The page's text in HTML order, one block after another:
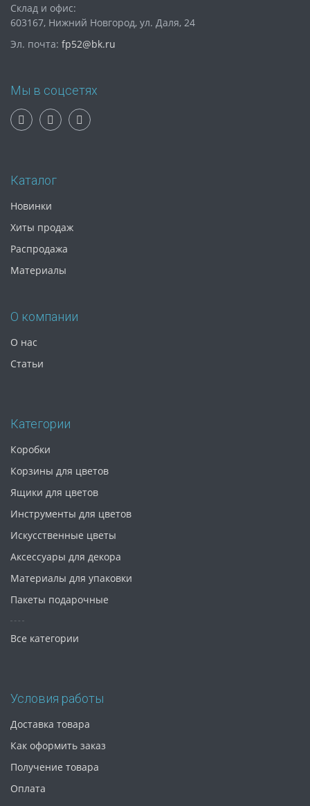
Склад и офис:
603167, Нижний Новгород, ул. Даля, 24
Эл. почта: fp52@bk.ru
Мы в соцсетях
Каталог
Новинки
Хиты продаж
Распродажа
Материалы
О компании
О нас
Статьи
Категории
Коробки
Корзины для цветов
Ящики для цветов
Инструменты для цветов
Искусственные цветы
Аксессуары для декора
Материалы для упаковки
Пакеты подарочные
Все категории
Условия работы
Доставка товара
Как оформить заказ
Получение товара
Оплата